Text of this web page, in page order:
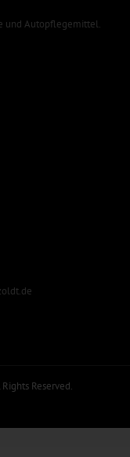
und Autopflegemittel.
Rights Reserved.